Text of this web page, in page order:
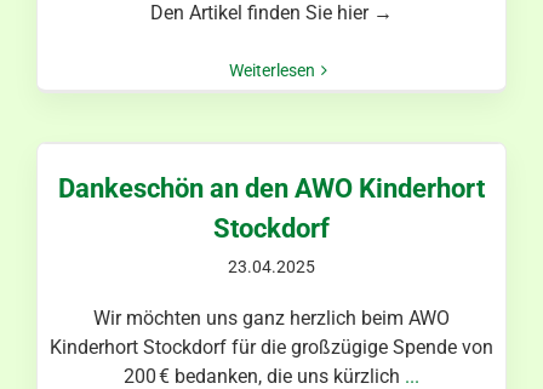
Den Artikel finden Sie hier →
Weiterlesen
Dankeschön an den AWO Kinderhort
Stockdorf
23.04.2025
​Wir möchten uns ganz herzlich beim AWO
Kinderhort Stockdorf für die großzügige Spende von
200 € bedanken, die uns kürzlich ...